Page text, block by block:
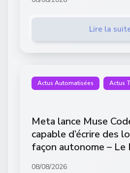
Lire la
Actus Automatisées Actus
Meta lance Muse
capable d’écrire des
façon autonome –
08/08/2026